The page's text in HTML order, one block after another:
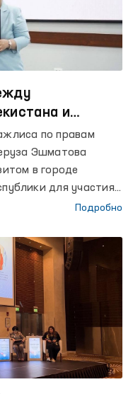
и
на новый
по правам
Эшматова
в городе
для участия
национальныхПодробно